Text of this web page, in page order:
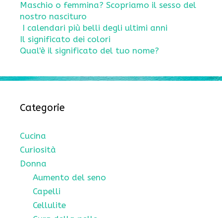
Maschio o femmina? Scopriamo il sesso del
nostro nascituro
I calendari più belli degli ultimi anni
Il significato dei colori
Qual'è il significato del tuo nome?
Categorie
Cucina
Curiosità
Donna
Aumento del seno
Capelli
Cellulite